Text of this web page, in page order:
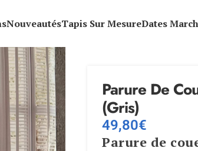
NouveautésTapis Sur MesureDates
Parure De
(Gris)
49,80€
Parure de